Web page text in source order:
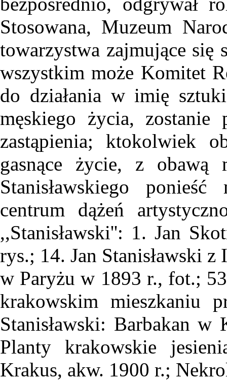
Stosowana, Muzeum
towarzystwa zajmujące się
wszystkim może Komitet
do działania w imię
męskiego życia,
zastąpienia; ktokolwiek
gasnące życie, z obawą
Stanisławskiego
centrum dążeń
,,Stanisławski'': 1. Jan
rys.; 14. Jan Stanisławski
w Paryżu w 1893 r., fot.;
krakowskim mieszkaniu
Stanisławski: Barbakan w
Planty krakowskie
Krakus, akw. 1900 r.;